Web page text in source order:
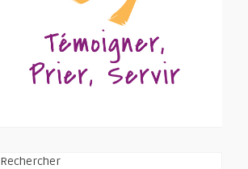
Rechercher